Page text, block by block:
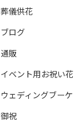
葬儀供花
ブログ
通販
イベント用お祝い花
ウェディングブーケ
御祝